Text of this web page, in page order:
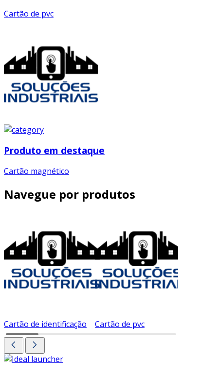
Cartão de pvc
Produto em destaque
Cartão magnético
Navegue por produtos
Cartão de identificação Cartão de pvc